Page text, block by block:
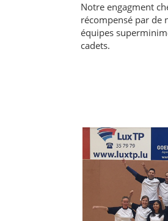
Notre engagment
récompensé par de
équipes
cadets.